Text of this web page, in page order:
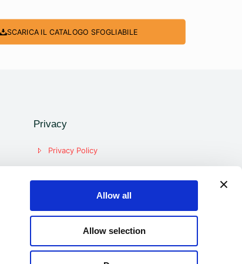
Allow all
Allow selection
SCARICA IL CATALOGO SFOGLIABILE
Privacy
Privacy Policy
Informativa Aziendale